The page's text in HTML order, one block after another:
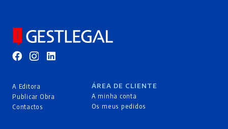
A Editora
Publicar Obra
Contactos
ÁREA DE CLIENTE
A minha conta
Os meus pedidos